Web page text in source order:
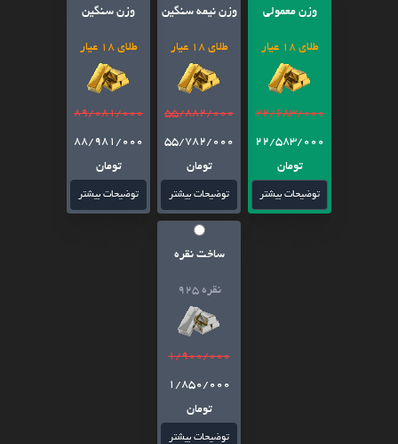
وزن معمولی
طلای 18 عیار
22/683/000
22/583/000
تومان
توضیحات بیشتر
وزن نیمه سنگین
طلای 18 عیار
55/882/000
55/782/000
تومان
توضیحات بیشتر
وزن سنگین
طلای 18 عیار
89/081/000
88/981/000
تومان
توضیحات بیشتر
ساخت نقره
نقره 925
1/900/000
1/850/000
تومان
توضیحات بیشتر